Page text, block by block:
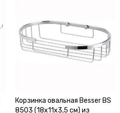
Корзинка овальная Besser BS
8503 (18х11х3,5 см) из